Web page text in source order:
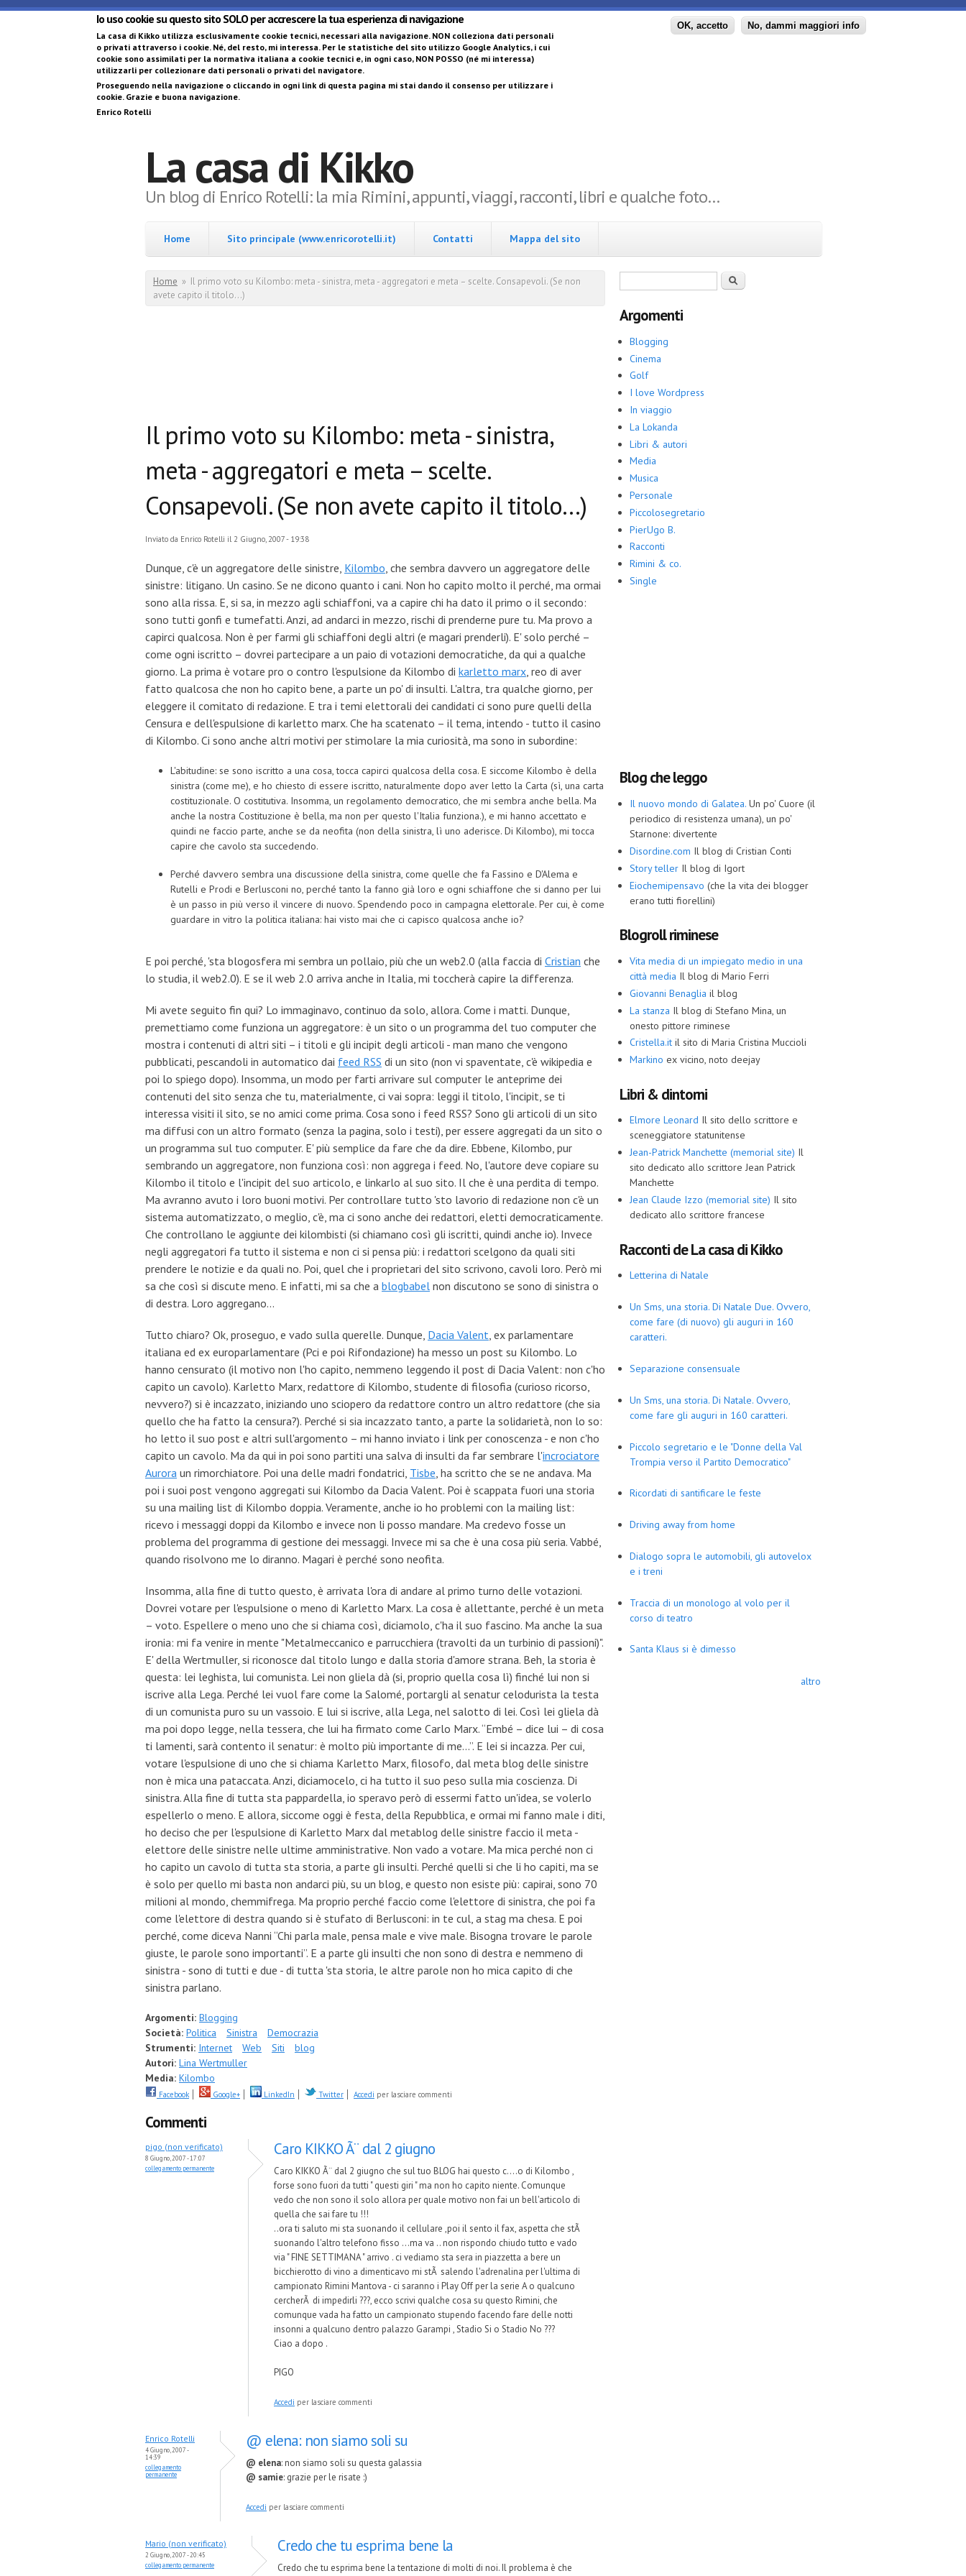
Io uso cookie su questo sito SOLO per accrescere la tua esperienza di navigazione
La casa di Kikko utilizza esclusivamente cookie tecnici, necessari alla navigazione. NON colleziona dati personali
o privati attraverso i cookie. Né, del resto, mi interessa. Per le statistiche del sito utilizzo Google Analytics, i cui
cookie sono assimilati per la normativa italiana a cookie tecnici e, in ogni caso, NON POSSO (né mi interessa)
utilizzarli per collezionare dati personali o privati del navigatore.
Proseguendo nella navigazione o cliccando in ogni link di questa pagina mi stai dando il consenso per utilizzare i
cookie. Grazie e buona navigazione.
Enrico Rotelli
OK, accetto No, dammi maggiori info
Salta al contenuto principale
La casa di Kikko
Un blog di Enrico Rotelli: la mia Rimini, appunti, viaggi, racconti, libri e qualche foto…
Home Sito principale (www.enricorotelli.it) Contatti Mappa del sito
Tu sei qui
Home » Il primo voto su Kilombo: meta - sinistra, meta - aggregatori e meta – scelte. Consapevoli. (Se non
avete capito il titolo...)
Il primo voto su Kilombo: meta - sinistra,
meta - aggregatori e meta – scelte.
Consapevoli. (Se non avete capito il titolo...)
Inviato da Enrico Rotelli il 2 Giugno, 2007 - 19:38
Dunque, c'è un aggregatore delle sinistre, Kilombo, che sembra davvero un aggregatore delle
sinistre: litigano. Un casino. Se ne dicono quanto i cani. Non ho capito molto il perché, ma ormai
sono alla rissa. E, si sa, in mezzo agli schiaffoni, va a capire chi ha dato il primo o il secondo:
sono tutti gonfi e tumefatti. Anzi, ad andarci in mezzo, rischi di prenderne pure tu. Ma provo a
capirci qualcosa. Non è per farmi gli schiaffoni degli altri (e magari prenderli). E' solo perché –
come ogni iscritto – dovrei partecipare a un paio di votazioni democratiche, da qui a qualche
giorno. La prima è votare pro o contro l'espulsione da Kilombo di karletto marx, reo di aver
fatto qualcosa che non ho capito bene, a parte un po' di insulti. L'altra, tra qualche giorno, per
eleggere il comitato di redazione. E tra i temi elettorali dei candidati ci sono pure quelli della
Censura e dell'espulsione di karletto marx. Che ha scatenato – il tema, intendo - tutto il casino
di Kilombo. Ci sono anche altri motivi per stimolare la mia curiosità, ma sono in subordine:
L'abitudine: se sono iscritto a una cosa, tocca capirci qualcosa della cosa. E siccome Kilombo è della
sinistra (come me), e ho chiesto di essere iscritto, naturalmente dopo aver letto la Carta (sì, una carta
costituzionale. O costitutiva. Insomma, un regolamento democratico, che mi sembra anche bella. Ma
anche la nostra Costituzione è bella, ma non per questo l'Italia funziona.), e mi hanno accettato e
quindi ne faccio parte, anche se da neofita (non della sinistra, lì uno aderisce. Di Kilombo), mi tocca
capire che cavolo sta succedendo.
Perché davvero sembra una discussione della sinistra, come quelle che fa Fassino e D'Alema e
Rutelli e Prodi e Berlusconi no, perché tanto la fanno già loro e ogni schiaffone che si danno per lui
è un passo in più verso il vincere di nuovo. Spendendo poco in campagna elettorale. Per cui, è come
guardare in vitro la politica italiana: hai visto mai che ci capisco qualcosa anche io?
E poi perché, 'sta blogosfera mi sembra un pollaio, più che un web2.0 (alla faccia di Cristian che
lo studia, il web2.0). E se il web 2.0 arriva anche in Italia, mi toccherà capire la differenza.
Mi avete seguito fin qui? Lo immaginavo, continuo da solo, allora. Come i matti. Dunque,
premettiamo come funziona un aggregatore: è un sito o un programma del tuo computer che
mostra i contenuti di altri siti – i titoli e gli incipit degli articoli - man mano che vengono
pubblicati, pescandoli in automatico dai feed RSS di un sito (non vi spaventate, c'è wikipedia e
poi lo spiego dopo). Insomma, un modo per farti arrivare sul computer le anteprime dei
contenuti del sito senza che tu, materialmente, ci vai sopra: leggi il titolo, l'incipit, se ti
interessa visiti il sito, se no amici come prima. Cosa sono i feed RSS? Sono gli articoli di un sito
ma diffusi con un altro formato (senza la pagina, solo i testi), per essere aggregati da un sito o
un programma sul tuo computer. E' più semplice da fare che da dire. Ebbene, Kilombo, pur
sembrando un aggregatore, non funziona così: non aggrega i feed. No, l'autore deve copiare su
Kilombo il titolo e l'incipit del suo articolo, e linkarlo al suo sito. Il che è una perdita di tempo.
Ma avranno avuto i loro buoni motivi. Per controllare tutto 'sto lavorio di redazione non c'è un
sistema automatizzato, o meglio, c'è, ma ci sono anche dei redattori, eletti democraticamente.
Che controllano le aggiunte dei kilombisti (si chiamano così gli iscritti, quindi anche io). Invece
negli aggregatori fa tutto il sistema e non ci si pensa più: i redattori scelgono da quali siti
prendere le notizie e da quali no. Poi, quel che i proprietari del sito scrivono, cavoli loro. Però mi
sa che così si discute meno. E infatti, mi sa che a blogbabel non discutono se sono di sinistra o
di destra. Loro aggregano...
Tutto chiaro? Ok, proseguo, e vado sulla querelle. Dunque, Dacia Valent , ex parlamentare
italiana ed ex europarlamentare (Pci e poi Rifondazione) ha messo un post su Kilombo. Lo
hanno censurato (il motivo non l'ho capito, nemmeno leggendo il post di Dacia Valent: non c'ho
capito un cavolo). Karletto Marx, redattore di Kilombo, studente di filosofia (curioso ricorso,
nevvero?) si è incazzato, iniziando uno sciopero da redattore contro un altro redattore (che sia
quello che ha fatto la censura?). Perché si sia incazzato tanto, a parte la solidarietà, non lo so:
ho letto il suo post e altri sull'argomento – mi hanno inviato i link per conoscenza - e non c'ho
capito un cavolo. Ma da qui in poi sono partiti una salva di insulti da far sembrare l'incrociatore
Aurora un rimorchiatore. Poi una delle madri fondatrici, Tisbe , ha scritto che se ne andava. Ma
poi i suoi post vengono aggregati sui Kilombo da Dacia Valent. Poi è scappata fuori una storia
su una mailing list di Kilombo doppia. Veramente, anche io ho problemi con la mailing list:
ricevo i messaggi doppi da Kilombo e invece non li posso mandare. Ma credevo fosse un
problema del programma di gestione dei messaggi. Invece mi sa che è una cosa più seria. Vabbé,
quando risolvono me lo diranno. Magari è perché sono neofita.
Insomma, alla fine di tutto questo, è arrivata l'ora di andare al primo turno delle votazioni.
Dovrei votare per l'espulsione o meno di Karletto Marx. La cosa è allettante, perché è un meta
– voto. Espellere o meno uno che si chiama così, diciamolo, c'ha il suo fascino. Ma anche la sua
ironia: mi fa venire in mente "Metalmeccanico e parrucchiera (travolti da un turbinio di passioni)".
E' della Wertmuller, si riconosce dal titolo lungo e dalla storia d'amore strana. Beh, la storia è
questa: lei leghista, lui comunista. Lei non gliela dà (si, proprio quella cosa lì) finché lui non si
iscrive alla Lega. Perché lei vuol fare come la Salomé, portargli al senatur celodurista la testa
di un comunista puro su un vassoio. E lui si iscrive, alla Lega, nel salotto di lei. Così lei gliela dà
ma poi dopo legge, nella tessera, che lui ha firmato come Carlo Marx. “Embé – dice lui – di cosa
ti lamenti, sarà contento il senatur: è molto più importante di me...”. E lei si incazza. Per cui,
votare l'espulsione di uno che si chiama Karletto Marx, filosofo, dal meta blog delle sinistre
non è mica una pataccata. Anzi, diciamocelo, ci ha tutto il suo peso sulla mia coscienza. Di
sinistra. Alla fine di tutta sta pappardella, io speravo però di essermi fatto un'idea, se volerlo
espellerlo o meno. E allora, siccome oggi è festa, della Repubblica, e ormai mi fanno male i diti,
ho deciso che per l'espulsione di Karletto Marx dal metablog delle sinistre faccio il meta -
elettore delle sinistre nelle ultime amministrative. Non vado a votare. Ma mica perché non ci
ho capito un cavolo di tutta sta storia, a parte gli insulti. Perché quelli si che li ho capiti, ma se
è solo per quello mi basta non andarci più, su un blog, e questo non esiste più: capirai, sono 70
milioni al mondo, chemmifrega. Ma proprio perché faccio come l'elettore di sinistra, che poi fa
come l'elettore di destra quando si è stufato di Berlusconi: in te cul, a stag ma chesa. E poi
perché, come diceva Nanni “Chi parla male, pensa male e vive male. Bisogna trovare le parole
giuste, le parole sono importanti”. E a parte gli insulti che non sono di destra e nemmeno di
sinistra - sono di tutti e due - di tutta 'sta storia, le altre parole non ho mica capito di che
sinistra parlano.
Argomenti: Blogging
Società: Politica Sinistra
Democrazia
Strumenti: Internet Web Siti
blog
Autori: Lina Wertmuller
Media: Kilombo
Facebook Google+ LinkedIn Twitter Accedi per lasciare commenti
Commenti
pigo (non verificato)
8 Giugno, 2007 - 17:07
collegamento permanente
Caro KIKKO Ã¨ dal 2 giugno
Caro KIKKO Ã¨ dal 2 giugno che sul tuo BLOG hai questo c....o di Kilombo ,
forse sono fuori da tutti " questi giri " ma non ho capito niente. Comunque
vedo che non sono il solo allora per quale motivo non fai un bell'articolo di
quella che sai fare tu !!!
..ora ti saluto mi sta suonando il cellulare ,poi il sento il fax, aspetta che stÃ
suonando l'altro telefono fisso ...ma va .. non rispondo chiudo tutto e vado
via " FINE SETTIMANA " arrivo . ci vediamo sta sera in piazzetta a bere un
bicchierotto di vino a dimenticavo mi stÃ salendo l'adrenalina per l'ultima di
campionato Rimini Mantova - ci saranno i Play Off per la serie A o qualcuno
cercherÃ di impedirli ???, ecco scrivi qualche cosa su questo Rimini, che
comunque vada ha fatto un campionato stupendo facendo fare delle notti
insonni a qualcuno dentro palazzo Garampi , Stadio Si o Stadio No ???
Ciao a dopo .
PIGO
Accedi per lasciare commenti
Enrico Rotelli
4 Giugno, 2007 -
14:39
collegamento
permanente
@ elena: non siamo soli su
@ elena: non siamo soli su questa galassia
@ samie: grazie per le risate :)
Accedi per lasciare commenti
Mario (non verificato)
2 Giugno, 2007 - 20:45
collegamento permanente
Credo che tu esprima bene la
Credo che tu esprima bene la tentazione di molti di noi. Il problema è che
Cerca
Argomenti
Blogging
Cinema
Golf
I love Wordpress
In viaggio
La Lokanda
Libri & autori
Media
Musica
Personale
Piccolosegretario
PierUgo B.
Racconti
Rimini & co.
Single
Blog che leggo
Il nuovo mondo di Galatea. Un po' Cuore (il
periodico di resistenza umana), un po'
Starnone: divertente
Disordine.com Il blog di Cristian Conti
Story teller Il blog di Igort
Eiochemipensavo (che la vita dei blogger
erano tutti fiorellini)
Blogroll riminese
Vita media di un impiegato medio in una
città media Il blog di Mario Ferri
Giovanni Benaglia il blog
La stanza Il blog di Stefano Mina, un
onesto pittore riminese
Cristella.it il sito di Maria Cristina Muccioli
Markino ex vicino, noto deejay
Libri & dintorni
Elmore Leonard Il sito dello scrittore e
sceneggiatore statunitense
Jean-Patrick Manchette (memorial site) Il
sito dedicato allo scrittore Jean Patrick
Manchette
Jean Claude Izzo (memorial site) Il sito
dedicato allo scrittore francese
Racconti de La casa di Kikko
Letterina di Natale
Un Sms, una storia. Di Natale Due. Ovvero,
come fare (di nuovo) gli auguri in 160
caratteri.
Separazione consensuale
Un Sms, una storia. Di Natale. Ovvero,
come fare gli auguri in 160 caratteri.
Piccolo segretario e le "Donne della Val
Trompia verso il Partito Democratico"
Ricordati di santificare le feste
Driving away from home
Dialogo sopra le automobili, gli autovelox
e i treni
Traccia di un monologo al volo per il
corso di teatro
Santa Klaus si è dimesso
altro